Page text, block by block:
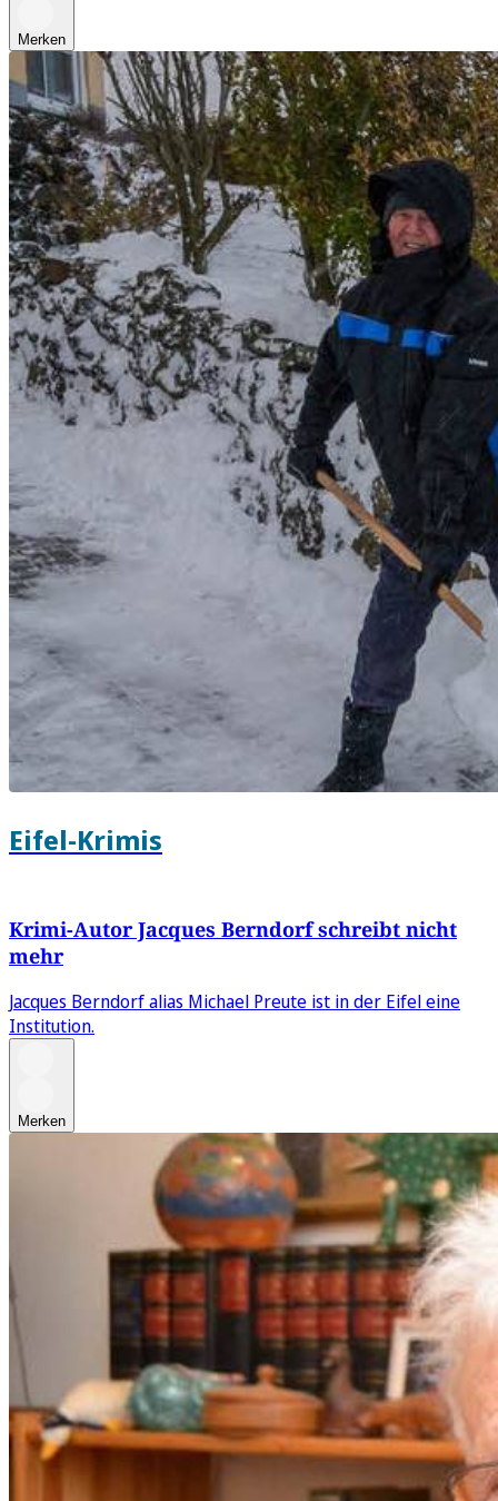
Merken
Eifel-Krimis
Krimi-Autor Jacques Berndorf schreibt nicht
mehr
Jacques Berndorf alias Michael Preute ist in der Eifel eine
Institution.
Merken